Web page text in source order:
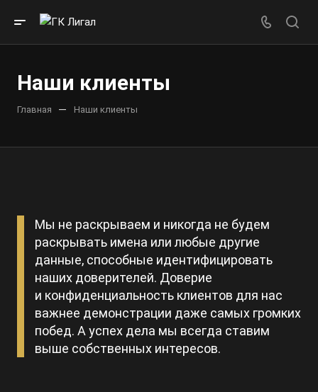
Наши клиенты
Главная — Наши клиенты
Мы не раскрываем и никогда не будем
раскрывать имена или любые другие
данные, способные идентифицировать
наших доверителей. Доверие
и конфиденциальность клиентов для нас
важнее демонстрации даже самых громких
побед. А успех дела мы всегда ставим
выше собственных интересов.